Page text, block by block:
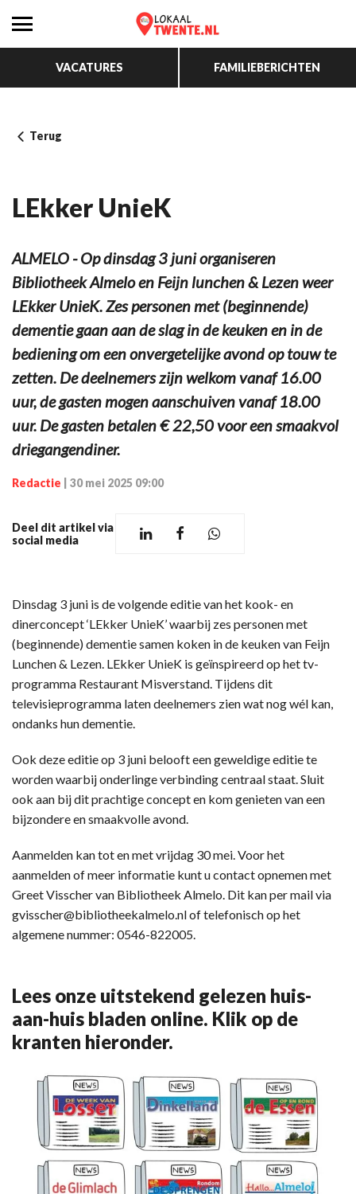
VACATURES FAMILIEBERICHTEN
Terug
LEkker UnieK
ALMELO - Op dinsdag 3 juni organiseren
Bibliotheek Almelo en Feijn lunchen & Lezen weer
LEkker UnieK. Zes personen met (beginnende)
dementie gaan aan de slag in de keuken en in de
bediening om een onvergetelijke avond op touw te
zetten. De deelnemers zijn welkom vanaf 16.00
uur, de gasten mogen aanschuiven vanaf 18.00
uur. De gasten betalen € 22,50 voor een smaakvol
driegangendiner.
Redactie 30 mei 2025 09:00
Deel dit artikel via
social media
Dinsdag 3 juni is de volgende editie van het kook- en
dinerconcept ‘LEkker UnieK’ waarbij zes personen met
(beginnende) dementie samen koken in de keuken van Feijn
Lunchen & Lezen. LEkker UnieK is geïnspireerd op het tv-
programma Restaurant Misverstand. Tijdens dit
televisieprogramma laten deelnemers zien wat nog wél kan,
ondanks hun dementie.
Ook deze editie op 3 juni belooft een geweldige editie te
worden waarbij onderlinge verbinding centraal staat. Sluit
ook aan bij dit prachtige concept en kom genieten van een
bijzondere en smaakvolle avond.
Aanmelden kan tot en met vrijdag 30 mei. Voor het
aanmelden of meer informatie kunt u contact opnemen met
Greet Visscher van Bibliotheek Almelo. Dit kan per mail via
gvisscher@bibliotheekalmelo.nl of telefonisch op het
algemene nummer: 0546-822005.
Lees onze uitstekend gelezen huis-
aan-huis bladen online. Klik op de
kranten hieronder.